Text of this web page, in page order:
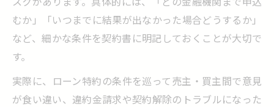
むか」「いつまでに結果が出なかった場合どうするか」
など、細かな条件を契約書に明記しておくことが大切で
す。
実際に、ローン特約の条件を巡って売主・買主間で意見
が食い違い、違約金請求や契約解除のトラブルになった